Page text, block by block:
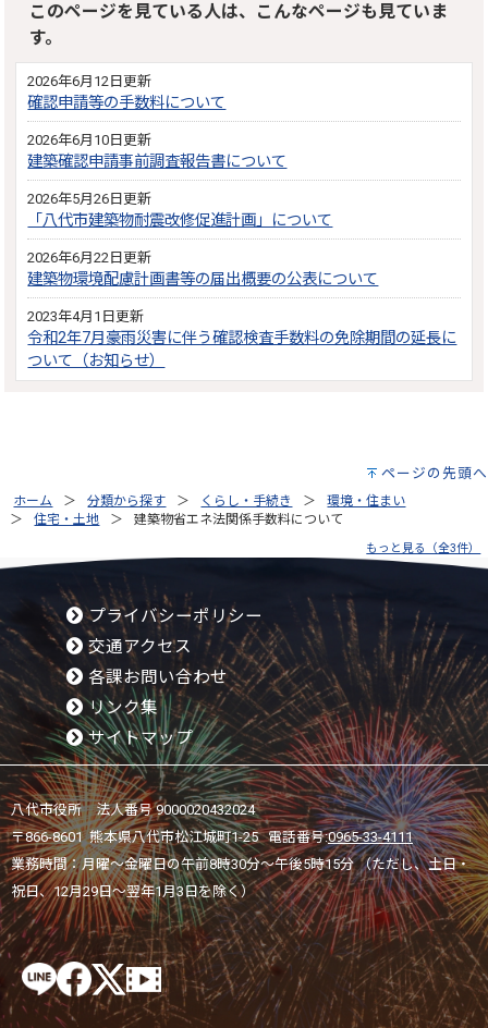
このページを見ている人は、こんなページも見ていま
す。
2026年6月12日更新
確認申請等の手数料について
2026年6月10日更新
建築確認申請事前調査報告書について
2026年5月26日更新
「八代市建築物耐震改修促進計画」について
2026年6月22日更新
建築物環境配慮計画書等の届出概要の公表について
2023年4月1日更新
令和2年7月豪雨災害に伴う確認検査手数料の免除期間の延長に
ついて（お知らせ）
ページの先頭へ
ホーム 分類から探す くらし・手続き
環境・住まい
住宅・土地
建築物省エネ法関係手数料について
もっと見る（全3件）
プライバシーポリシー
交通アクセス
各課お問い合わせ
リンク集
サイトマップ
八代市役所 法人番号 9000020432024
〒866-8601 熊本県八代市松江城町1-25 電話番号:0965-33-4111
業務時間：月曜～金曜日の午前8時30分～午後5時15分 （ただし、土日・
祝日、12月29日～翌年1月3日を除く）